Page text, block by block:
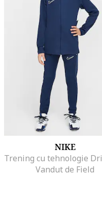
NIKE
Vandut de Field